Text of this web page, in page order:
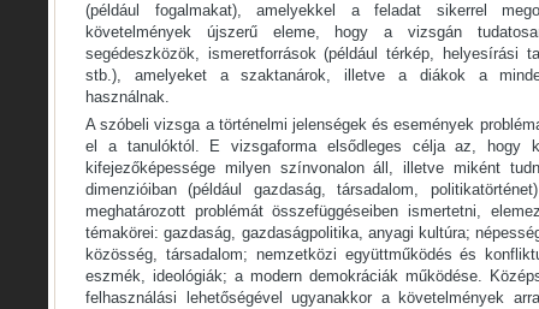
(például fogalmakat), amelyekkel a feladat sikerrel
követelmények újszerű eleme, hogy a vizsgán
segédeszközök, ismeretforrások (például térkép, helyesírási
stb.), amelyeket a szaktanárok, illetve a diákok a
használnak.
A szóbeli vizsga a történelmi jelenségek és események
el a tanulóktól. E vizsgaforma elsődleges célja az, hogy
kifejezőképessége milyen színvonalon áll, illetve miként
dimenzióiban (például gazdaság, társadalom,
meghatározott problémát összefüggéseiben ismertetni,
témakörei: gazdaság, gazdaságpolitika, anyagi kultúra;
közösség, társadalom; nemzetközi együttműködés és
eszmék, ideológiák; a modern demokráciák működése.
felhasználási lehetőségével ugyanakkor a követelmények